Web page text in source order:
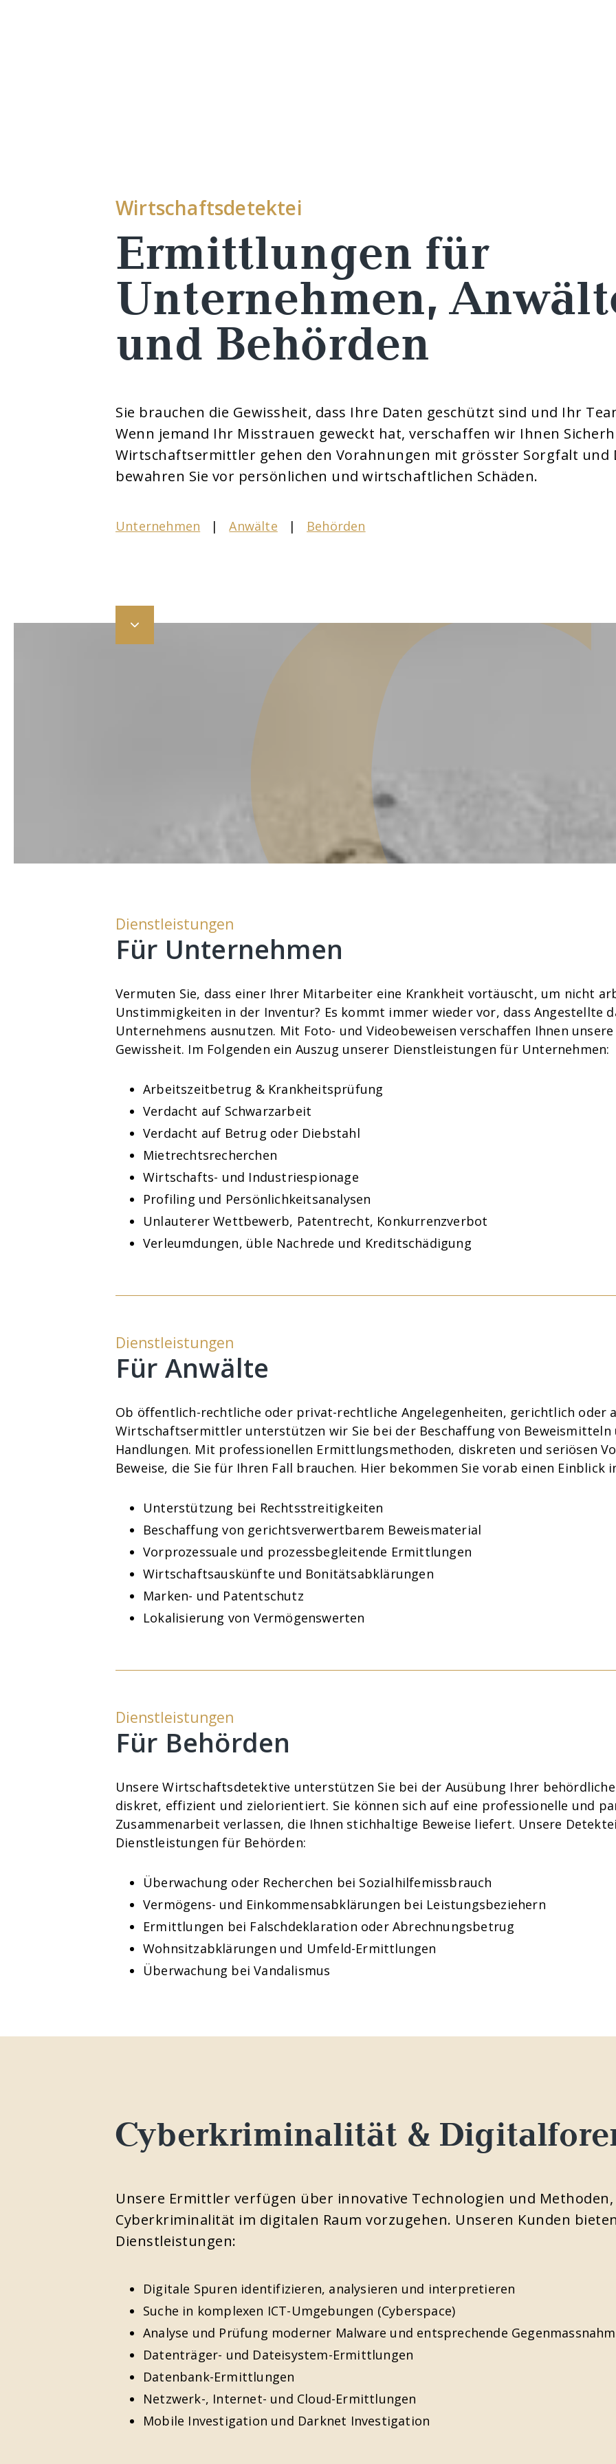
Wirtschaftsdetektei
Ermittlungen für
Unternehmen,
und Behörden
Sie brauchen die Gewissheit, dass Ihre Daten geschützt sind und Ihr
Wenn jemand Ihr Misstrauen geweckt hat, verschaffen wir Ihnen
Wirtschaftsermittler gehen den Vorahnungen mit grösster Sorgfalt und
bewahren Sie vor persönlichen und wirtschaftlichen Schäden.
Unternehmen | Anwälte | Behörden
Dienstleistungen
Für Unternehmen
Vermuten Sie, dass einer Ihrer Mitarbeiter eine Krankheit vortäuscht, um nicht
Unstimmigkeiten in der Inventur? Es kommt immer wieder vor, dass Angestellte
Unternehmens ausnutzen. Mit Foto- und Videobeweisen verschaffen Ihnen
Gewissheit. Im Folgenden ein Auszug unserer Dienstleistungen für Unternehmen:
Arbeitszeitbetrug & Krankheitsprüfung
Verdacht auf Schwarzarbeit
Verdacht auf Betrug oder Diebstahl
Mietrechtsrecherchen
Wirtschafts- und Industriespionage
Profiling und Persönlichkeitsanalysen
Unlauterer Wettbewerb, Patentrecht, Konkurrenzverbot
Verleumdungen, üble Nachrede und Kreditschädigung
Dienstleistungen
Für Anwälte
Ob öffentlich-rechtliche oder privat-rechtliche Angelegenheiten, gerichtlich oder
Wirtschaftsermittler unterstützen wir Sie bei der Beschaffung von
Handlungen. Mit professionellen Ermittlungsmethoden, diskreten und seriösen
Beweise, die Sie für Ihren Fall brauchen. Hier bekommen Sie vorab einen Einblick
Unterstützung bei Rechtsstreitigkeiten
Beschaffung von gerichtsverwertbarem Beweismaterial
Vorprozessuale und prozessbegleitende Ermittlungen
Wirtschaftsauskünfte und Bonitätsabklärungen
Marken- und Patentschutz
Lokalisierung von Vermögenswerten
Dienstleistungen
Für Behörden
Unsere Wirtschaftsdetektive unterstützen Sie bei der Ausübung Ihrer
diskret, effizient und zielorientiert. Sie können sich auf eine professionelle und
Zusammenarbeit verlassen, die Ihnen stichhaltige Beweise liefert. Unsere
Dienstleistungen für Behörden:
Überwachung oder Recherchen bei Sozialhilfemissbrauch
Vermögens- und Einkommensabklärungen bei Leistungsbeziehern
Ermittlungen bei Falschdeklaration oder Abrechnungsbetrug
Wohnsitzabklärungen und Umfeld-Ermittlungen
Überwachung bei Vandalismus
Cyberkriminalität &
Unsere Ermittler verfügen über innovative Technologien und
Cyberkriminalität im digitalen Raum vorzugehen. Unseren Kunden
Dienstleistungen:
Digitale Spuren identifizieren, analysieren und interpretieren
Suche in komplexen ICT-Umgebungen (Cyberspace)
Analyse und Prüfung moderner Malware und entsprechende
Datenträger- und Dateisystem-Ermittlungen
Datenbank-Ermittlungen
Netzwerk-, Internet- und Cloud-Ermittlungen
Mobile Investigation und Darknet Investigation